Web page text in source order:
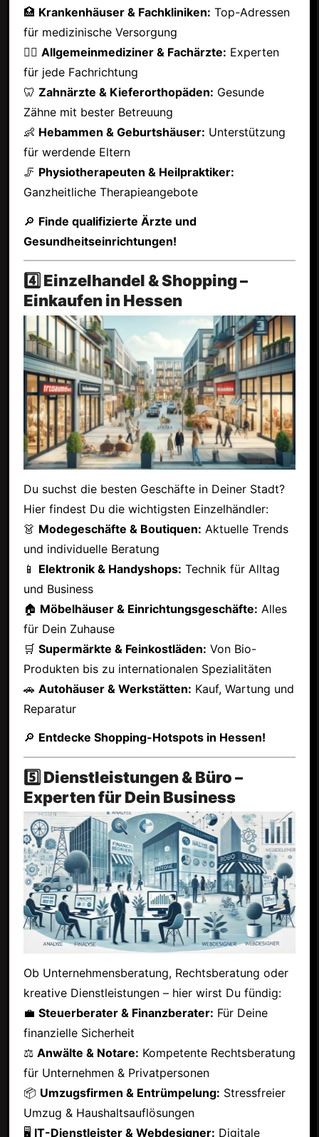
🏥 Krankenhäuser & Fachkliniken: Top-Adressen
für medizinische Versorgung
👩‍⚕️ Allgemeinmediziner & Fachärzte: Experten
für jede Fachrichtung
🦷 Zahnärzte & Kieferorthopäden: Gesunde
Zähne mit bester Betreuung
👶 Hebammen & Geburtshäuser: Unterstützung
für werdende Eltern
🦵 Physiotherapeuten & Heilpraktiker:
Ganzheitliche Therapieangebote
🔎 Finde qualifizierte Ärzte und
Gesundheitseinrichtungen!
4️⃣ Einzelhandel & Shopping –
Einkaufen in Hessen
Du suchst die besten Geschäfte in Deiner Stadt?
Hier findest Du die wichtigsten Einzelhändler:
👗 Modegeschäfte & Boutiquen: Aktuelle Trends
und individuelle Beratung
📱 Elektronik & Handyshops: Technik für Alltag
und Business
🏠 Möbelhäuser & Einrichtungsgeschäfte: Alles
für Dein Zuhause
🛒 Supermärkte & Feinkostläden: Von Bio-
Produkten bis zu internationalen Spezialitäten
🚗 Autohäuser & Werkstätten: Kauf, Wartung und
Reparatur
🔎 Entdecke Shopping-Hotspots in Hessen!
5️⃣ Dienstleistungen & Büro –
Experten für Dein Business
Ob Unternehmensberatung, Rechtsberatung oder
kreative Dienstleistungen – hier wirst Du fündig:
💼 Steuerberater & Finanzberater: Für Deine
finanzielle Sicherheit
⚖ Anwälte & Notare: Kompetente Rechtsberatung
für Unternehmen & Privatpersonen
📦 Umzugsfirmen & Entrümpelung: Stressfreier
Umzug & Haushaltsauflösungen
🖥 IT-Dienstleister & Webdesigner: Digitale